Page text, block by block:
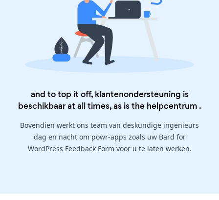
and to top it off, klantenondersteuning is
beschikbaar at all times, as is the helpcentrum .
Bovendien werkt ons team van deskundige ingenieurs
dag en nacht om powr-apps zoals uw Bard for
WordPress Feedback Form voor u te laten werken.